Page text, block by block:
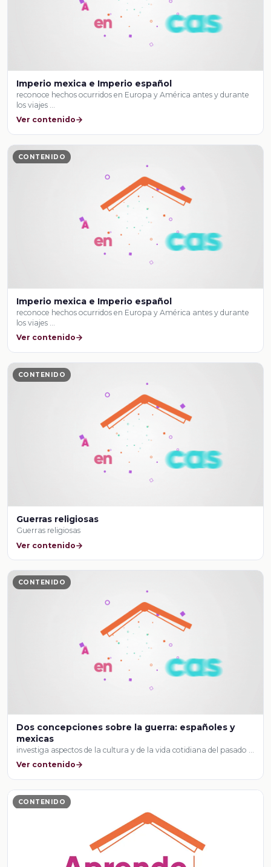
Imperio mexica e Imperio español
reconoce hechos ocurridos en Europa y América antes y durante
los viajes …
Ver contenido
CONTENIDO
Imperio mexica e Imperio español
reconoce hechos ocurridos en Europa y América antes y durante
los viajes …
Ver contenido
CONTENIDO
Guerras religiosas
Guerras religiosas
Ver contenido
CONTENIDO
Dos concepciones sobre la guerra: españoles y
mexicas
investiga aspectos de la cultura y de la vida cotidiana del pasado …
Ver contenido
CONTENIDO